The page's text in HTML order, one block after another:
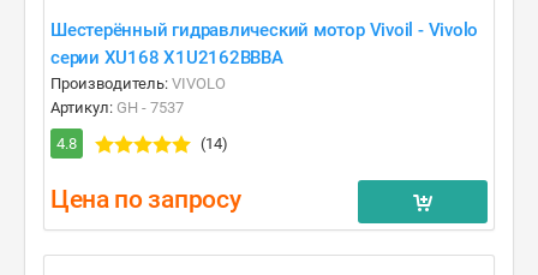
Шестерённый гидравлический мотор Vivoil - Vivolo
серии XU168 X1U2162BBBA
Производитель: VIVOLO
Артикул: GH - 7537
4.8
(14)
Цена по запросу